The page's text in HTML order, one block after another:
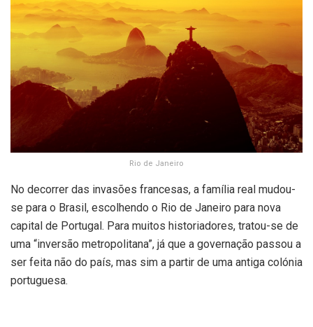
Rio de Janeiro
No decorrer das invasões francesas, a família real mudou-
se para o Brasil, escolhendo o Rio de Janeiro para nova
capital de Portugal. Para muitos historiadores, tratou-se de
uma “inversão metropolitana”, já que a governação passou a
ser feita não do país, mas sim a partir de uma antiga colónia
portuguesa.